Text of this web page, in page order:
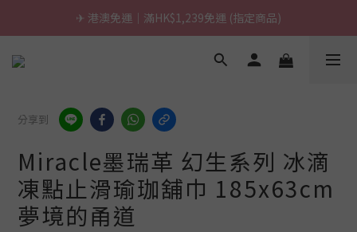
\ 台灣製超慢跑墊 / 升級啦.ᐟ.ᐟ（點我看介紹 💬）
\ 台灣製超慢跑墊 / 升級啦.ᐟ.ᐟ（點我看介紹 💬）
分享到
Miracle墨瑞革 幻生系列 冰滴
凍點止滑瑜珈舖巾 185x63cm
夢境的甬道